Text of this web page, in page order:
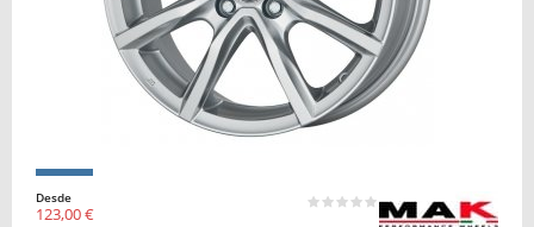
Desde
123,00 €